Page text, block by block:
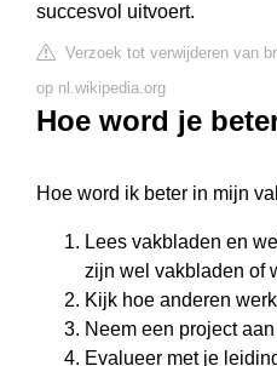
succesvol uitvoert.
Verzoek tot verwijderen van
op nl.wikipedia.org
Hoe word je
Hoe word ik beter in mijn
Lees vakbladen en
zijn wel vakbladen of
Kijk hoe anderen
Neem een project
Evalueer met je